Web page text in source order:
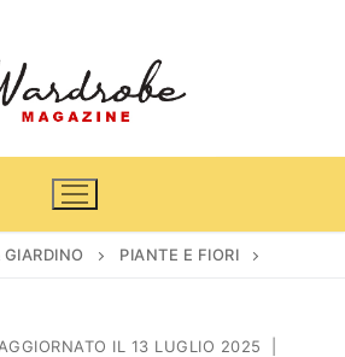
PIANTE E FIORI
IL 13 LUGLIO 2025